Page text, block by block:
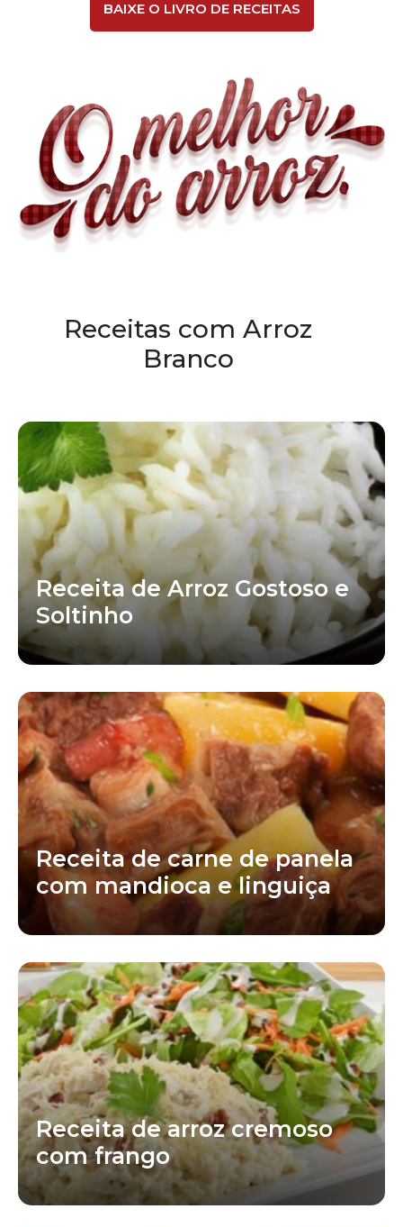
BAIXE O LIVRO DE RECEITAS
Receitas com Arroz
Branco
Receita de Arroz Gostoso e
Soltinho
Receita de carne de panela
com mandioca e linguiça
Receita de arroz cremoso
com frango